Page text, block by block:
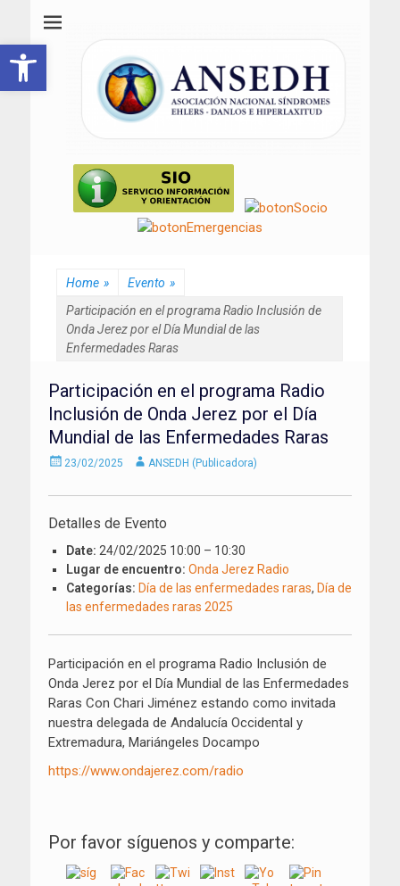
Abrir barra de herramientas
Home » Evento »
Participación en el programa Radio Inclusión de
Onda Jerez por el Día Mundial de las
Enfermedades Raras
Participación en el programa Radio
Inclusión de Onda Jerez por el Día
Mundial de las Enfermedades Raras
Enviado
23/02/2025 AutorANSEDH (Publicadora)
Detalles de Evento
Date: 24/02/2025 10:00 – 10:30
Lugar de encuentro: Onda Jerez Radio
Categorías: Día de las enfermedades raras, Día de
las enfermedades raras 2025
Participación en el programa Radio Inclusión de
Onda Jerez por el Día Mundial de las Enfermedades
Raras Con Chari Jiménez estando como invitada
nuestra delegada de Andalucía Occidental y
Extremadura, Mariángeles Docampo
https://www.ondajerez.com/radio
Por favor síguenos y comparte: